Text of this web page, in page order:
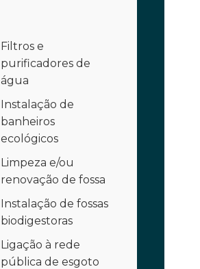
Filtros e
purificadores de
água
Instalação de
banheiros
ecológicos
Limpeza e/ou
renovação de fossa
Instalação de fossas
biodigestoras
Ligação à rede
pública de esgoto